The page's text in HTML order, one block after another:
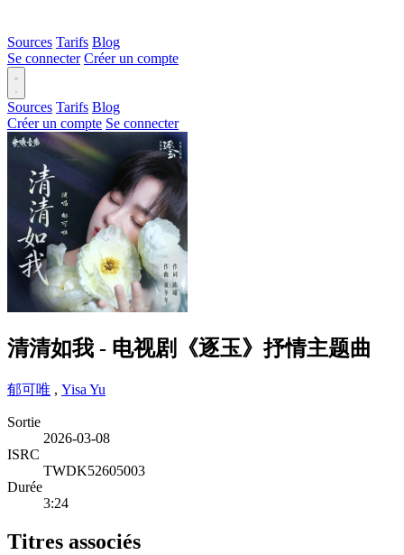
Sources Tarifs Blog
Se connecter Créer un compte
Sources Tarifs Blog
Créer un compte Se connecter
清清如我 - 电视剧《逐玉》抒情主题曲
郁可唯 , Yisa Yu
Sortie
2026-03-08
ISRC
TWDK52605003
Durée
3:24
Titres associés